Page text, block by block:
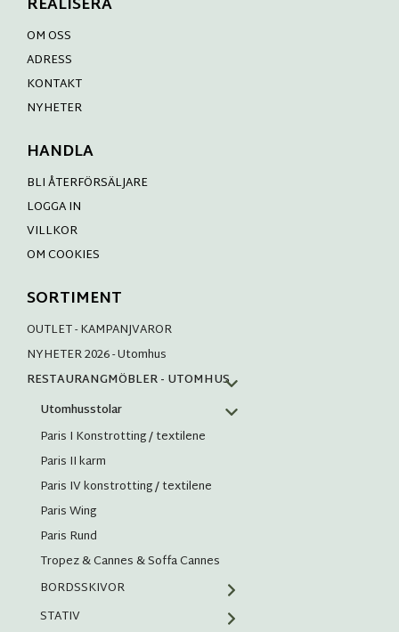
OM OSS
ADRESS
KONTAKT
NYHETER
HANDLA
BLI ÅTERFÖRSÄLJARE
LOGGA IN
VILLKOR
OM COOKIES
SORTIMENT
OUTLET - KAMPANJVAROR
NYHETER 2026 - Utomhus
RESTAURANGMÖBLER - UTOMHUS
Utomhusstolar
Paris I Konstrotting / textilene
Paris II karm
Paris IV konstrotting / textilene
Paris Wing
Paris Rund
Tropez & Cannes & Soffa Cannes
BORDSSKIVOR
STATIV